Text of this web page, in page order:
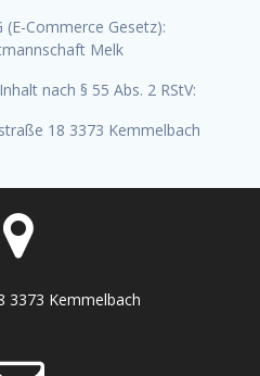
(E-Commerce Gesetz):
Melk
nach § 55 Abs. 2 RStV:
18 3373 Kemmelbach
3373 Kemmelbach